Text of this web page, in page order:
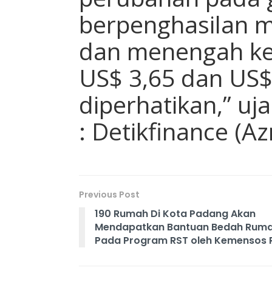
berpenghasilan
dan menengah
US$ 3,65 dan
diperhatikan,”
: Detikfinance
Previous Post
190 Rumah Di Kota Padang Akan
Mendapatkan Bantuan Bedah
Pada Program RST oleh Kemensos